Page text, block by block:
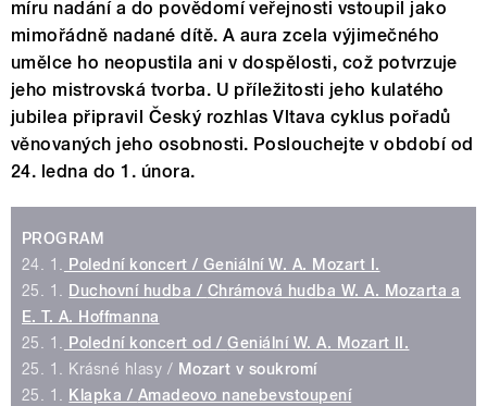
míru nadání a do povědomí veřejnosti vstoupil jako
mimořádně nadané dítě. A aura zcela výjimečného
umělce ho neopustila ani v dospělosti, což potvrzuje
jeho mistrovská tvorba. U příležitosti jeho kulatého
jubilea připravil Český rozhlas Vltava cyklus pořadů
věnovaných jeho osobnosti. Poslouchejte v období od
24. ledna do 1. února.
PROGRAM
24. 1. Polední koncert /Geniální W. A. Mozart I.
25. 1. Duchovní hudba / Chrámová hudba W. A. Mozarta a
E. T. A. Hoffmanna
25. 1. Polední koncert od /Geniální W. A. Mozart II.
25. 1. Krásné hlasy / Mozart v soukromí
25. 1. Klapka / Amadeovo nanebevstoupení